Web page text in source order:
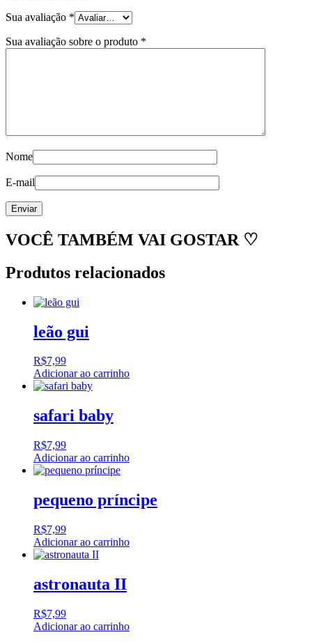
Sua avaliação *
Sua avaliação sobre o produto *
Nome
E-mail
VOCÊ TAMBÉM VAI GOSTAR ♡
Produtos relacionados
leão gui
R$7,99
Adicionar ao carrinho
safari baby
R$7,99
Adicionar ao carrinho
pequeno príncipe
R$7,99
Adicionar ao carrinho
astronauta II
R$7,99
Adicionar ao carrinho